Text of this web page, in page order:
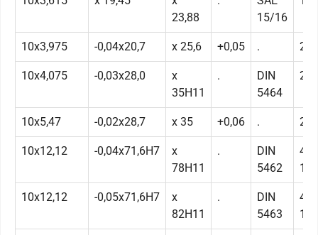
23,88
15/16
10x3,975 -0,04x20,7 x 25,6 +0,05 . 20-
10x4,075 -0,03x28,0
x
35H11
.
DIN
5464
20-
10x5,47 -0,02x28,7 x 35 +0,06 . 20-
10x12,12 -0,04x71,6H7
x
78H11
.
DIN
5462
48-
150
10x12,12 -0,05x71,6H7
x
82H11
.
DIN
5463
48-
150